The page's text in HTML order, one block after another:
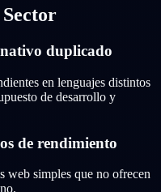
nativo duplicado
en lenguajes distintos
de desarrollo y
de rendimiento
web simples que no ofrecen